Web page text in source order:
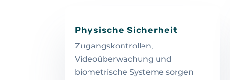
Physische Sicherheit
Zugangskontrollen,
Videoüberwachung und
biometrische Systeme sorgen